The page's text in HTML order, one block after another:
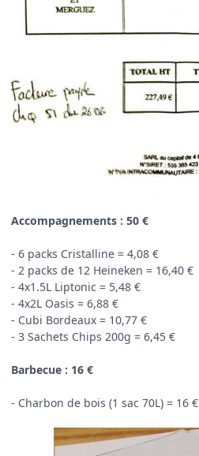
Accompagnements : 50 €
- 6 packs Cristalline = 4,08 €
- 2 packs de 12 Heineken = 16,40 €
- 4x1.5L Liptonic = 5,48 €
- 4x2L Oasis = 6,88 €
- Cubi Bordeaux = 10,77 €
- 3 Sachets Chips 200g = 6,45 €
Barbecue : 16 €
- Charbon de bois (1 sac 70L) = 16 €